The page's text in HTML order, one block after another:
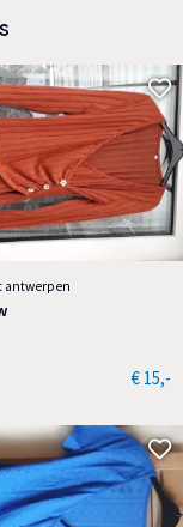
antwerpen
€ 15,-